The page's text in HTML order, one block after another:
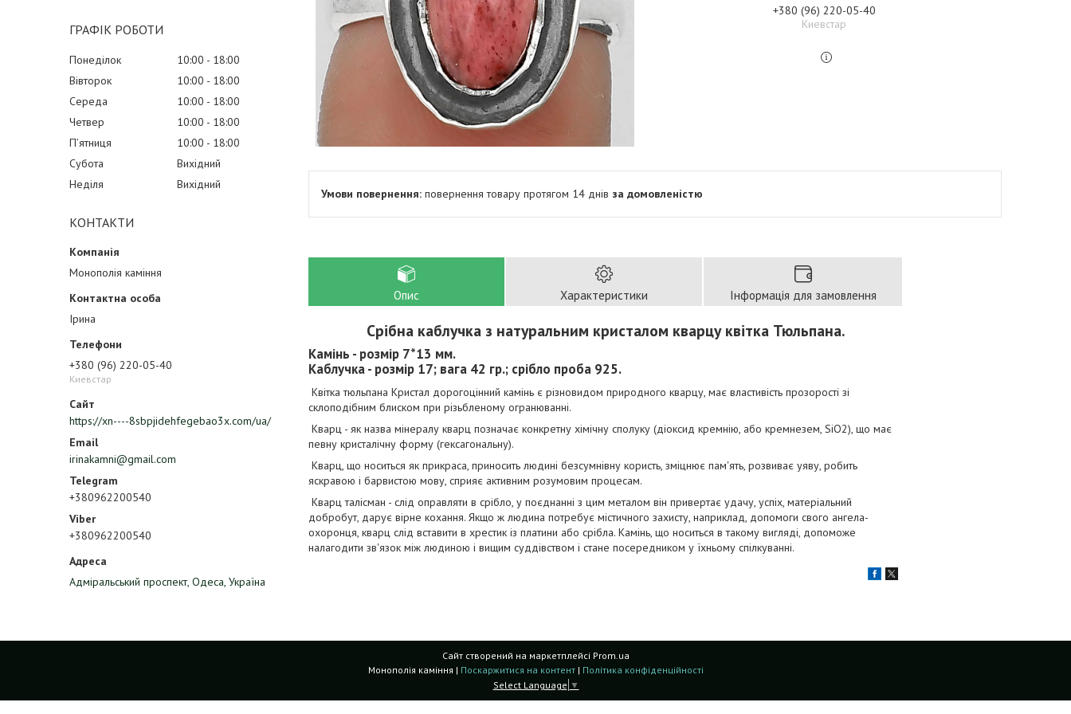
ГРАФІК РОБОТИ
Понеділок 10:00
18:00
Вівторок
10:00
18:00
Середа
10:00
18:00
Четвер
10:00
18:00
Пʼятниця
10:00
18:00
Субота
Вихідний
Неділя
Вихідний
КОНТАКТИ
Монополія каміння
Ірина
+380 (96) 220-05-40
Киевстар
https://xn----8sbpjidehfegebao3x.com/ua/
irinakamni@gmail.com
+380962200540
+380962200540
Адміральський проспект, Одеса, Україна
+380 (96) 220-05-40
Киевстар
повернення товару протягом 14 днів за домовленістю
Опис Характеристики Інформація для замовлення
Срібна каблучка з натуральним кристалом кварцу квітка Тюльпана.
Камінь - розмір 7*13 мм.
Каблучка - розмір 17; вага 42 гр.; срібло проба 925.
Квітка тюльпана Кристал дорогоцінний камінь є різновидом природного кварцу, має властивість прозорості зі
склоподібним блиском при різьбленому огранюванні.
Кварц - як назва мінералу кварц позначає конкретну хімічну сполуку (діоксид кремнію, або кремнезем, SiO2), що має
певну кристалічну форму (гексагональну).
Кварц, що носиться як прикраса, приносить людині безсумнівну користь, зміцнює пам'ять, розвиває уяву, робить
яскравою і барвистою мову, сприяє активним розумовим процесам.
Кварц талісман - слід оправляти в срібло, у поєднанні з цим металом він привертає удачу, успіх, матеріальний
добробут, дарує вірне кохання. Якщо ж людина потребує містичного захисту, наприклад, допомоги свого ангела-
охоронця, кварц слід вставити в хрестик із платини або срібла. Камінь, що носиться в такому вигляді, допоможе
налагодити зв'язок між людиною і вищим суддівством і стане посередником у їхньому спілкуванні.
Сайт створений на маркетплейсі Prom.ua
Монополія каміння | Поскаржитися на контент | Політика конфіденційності
Select Language ▼